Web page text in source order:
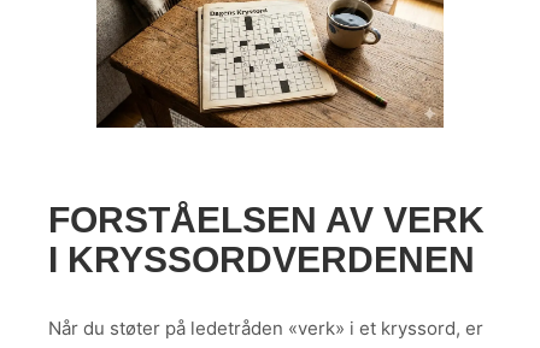
FORSTÅELSEN AV VERK
I KRYSSORDVERDENEN
Når du støter på ledetråden «verk» i et kryssord, er